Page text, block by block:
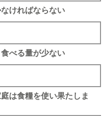
ければならない
べる量が少ない
は食糧を使い果たしま